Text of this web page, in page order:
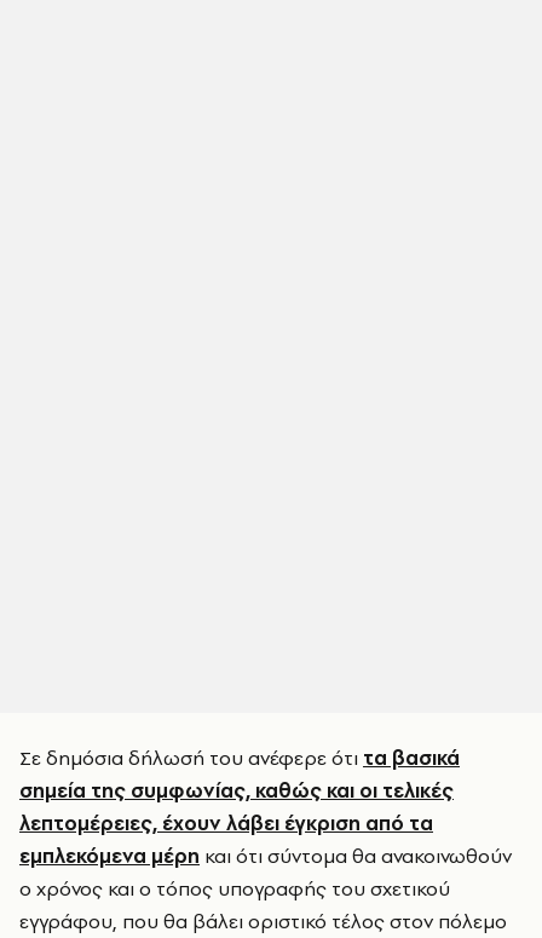
Σε δημόσια δήλωσή του ανέφερε ότι τα βασικά
σημεία της συμφωνίας, καθώς και οι τελικές
λεπτομέρειες, έχουν λάβει έγκριση από τα
εμπλεκόμενα μέρη και ότι σύντομα θα ανακοινωθούν
ο χρόνος και ο τόπος υπογραφής του σχετικού
εγγράφου, που θα βάλει οριστικό τέλος στον πόλεμο